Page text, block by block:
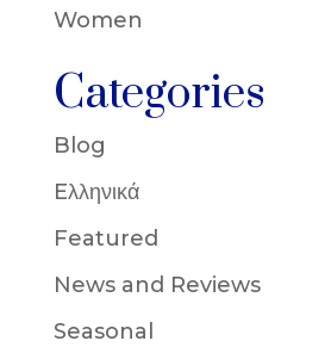
Women
Categories
Blog
Eλληνικά
Featured
News and Reviews
Seasonal